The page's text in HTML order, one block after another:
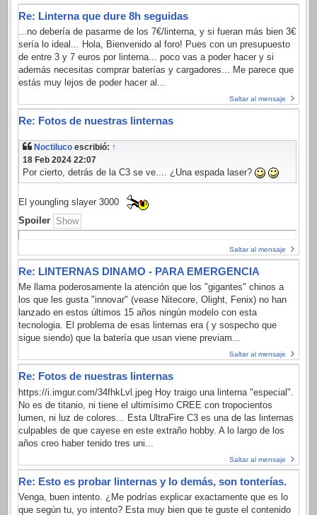
Re: Linterna que dure 8h seguidas
...no debería de pasarme de los 7€/linterna, y si fueran más bien 3€
sería lo ideal... Hola, Bienvenido al foro! Pues con un presupuesto
de entre 3 y 7 euros por linterna... poco vas a poder hacer y si
además necesitas comprar baterías y cargadores... Me parece que
estás muy lejos de poder hacer al...
Saltar al mensaje
Re: Fotos de nuestras linternas
Noctiluco escribió: ↑
18 Feb 2024 22:07
Por cierto, detrás de la C3 se ve.... ¿Una espada laser?
El youngling slayer 3000
Spoiler
Saltar al mensaje
Re: LINTERNAS DINAMO - PARA EMERGENCIA
Me llama poderosamente la atención que los "gigantes" chinos a
los que les gusta "innovar" (vease Nitecore, Olight, Fenix) no han
lanzado en estos últimos 15 años ningún modelo con esta
tecnologia. El problema de esas linternas era ( y sospecho que
sigue siendo) que la batería que usan viene previam...
Saltar al mensaje
Re: Fotos de nuestras linternas
https://i.imgur.com/34fhkLvl.jpeg Hoy traigo una linterna "especial".
No es de titanio, ni tiene el ultimísimo CREE con tropocientos
lumen, ni luz de colores... Esta UltraFire C3 es una de las linternas
culpables de que cayese en este extraño hobby. A lo largo de los
años creo haber tenido tres uni...
Saltar al mensaje
Re: Esto es probar linternas y lo demás, son tonterías.
Venga, buen intento. ¿Me podrías explicar exactamente que es lo
que según tu, yo intento? Esta muy bien que te guste el contenido